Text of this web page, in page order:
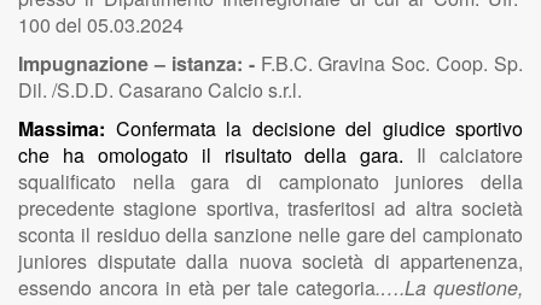
100 del 05.03.2024
Impugnazione – istanza: - F.B.C. Gravina Soc. Coop. Sp.
Dil. /S.D.D. Casarano Calcio s.r.l.
Massima: Confermata la decisione del giudice sportivo
che ha omologato il risultato della gara. Il calciatore
squalificato nella gara di campionato juniores della
precedente stagione sportiva, trasferitosi ad altra società
sconta il residuo della sanzione nelle gare del campionato
juniores disputate dalla nuova società di appartenenza,
essendo ancora in età per tale categoria.….La questione,